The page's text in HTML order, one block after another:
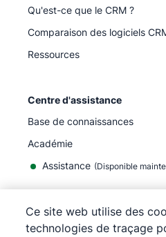
Qu'est-ce que le CRM ?
Comparaison des logiciels
Ressources
Centre d'assistance
Base de connaissances
Académie
Assistance (Disponible
Ce site web utilise des
technologies de traçage